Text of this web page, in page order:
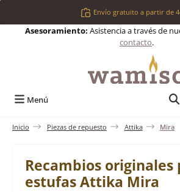
Saltar al contenido principalEnvío gratuito a partir de
Asesoramiento: Asistencia a través de
contacto.
Menú
Inicio Piezas de repuesto Attika Mira
Recambios originales
estufas Attika Mira